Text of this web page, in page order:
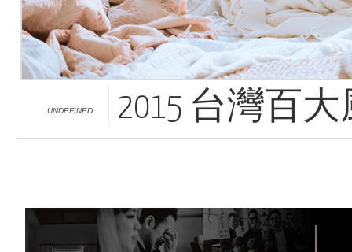
UNDEFINED 2015 台灣百